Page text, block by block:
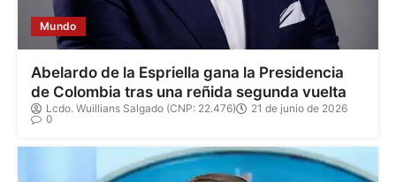
Mundo
Abelardo de la Espriella gana la Presidencia
de Colombia tras una reñida segunda vuelta
Lcdo. Wuillians Salgado (CNP: 22.476)
21 de junio de 2026
0